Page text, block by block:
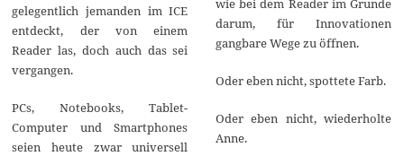
gelegentlich jemanden im ICE
entdeckt, der von einem
Reader las, doch auch das sei
vergangen.
PCs, Notebooks, Tablet-
Computer und Smartphones
seien heute zwar universell
darum, für Innovationen
gangbare Wege zu öffnen.
Oder eben nicht, spottete Farb.
Oder eben nicht, wiederholte
Anne.